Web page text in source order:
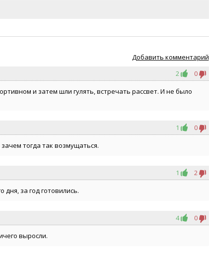
Добавить комментарий
2
0
и затем шли гулять, встречать рассвет. И не было
1
0
тогда так возмущаться.
1
2
за год готовились.
4
0
выросли.